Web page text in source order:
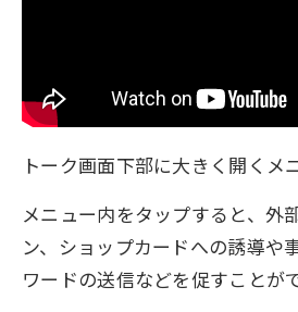
トーク画面下部に大きく開くメ
メニュー内をタップすると、外
ン、ショップカードへの誘導や
ワードの送信などを促すことが